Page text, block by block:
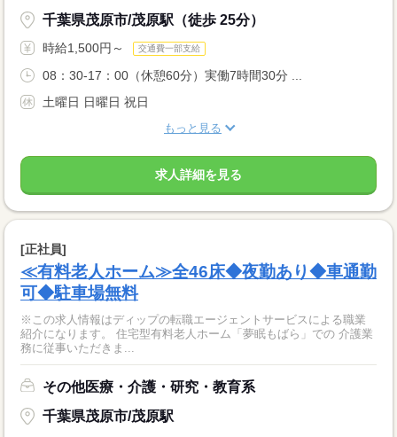
千葉県茂原市/茂原駅（徒歩 25分）
時給1,500円～ 交通費一部支給
08：30-17：00（休憩60分）実働7時間30分 ...
土曜日 日曜日 祝日
もっと見る
求人詳細を見る
[正社員]
≪有料老人ホーム≫全46床◆夜勤あり◆車通勤
可◆駐車場無料
※この求人情報はディップの転職エージェントサービスによる職業
紹介になります。 住宅型有料老人ホーム「夢眠もばら」での 介護業
務に従事いただきま...
その他医療・介護・研究・教育系
千葉県茂原市/茂原駅